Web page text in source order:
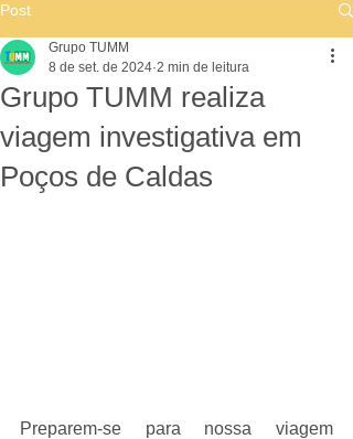
Post
Grupo TUMM realiza
viagem investigativa em
Poços de Caldas
Grupo TUMM
8 de set. de 2024 2 min de leitura
Preparem-se para nossa viagem